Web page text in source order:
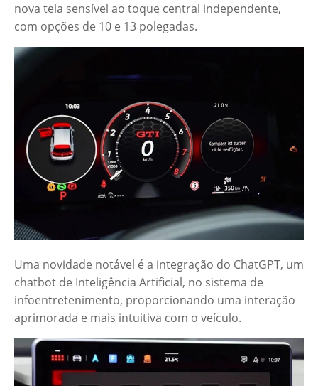
nova tela sensível ao toque central independente,
com opções de 10 e 13 polegadas.
Uma novidade notável é a integração do ChatGPT, um
chatbot de Inteligência Artificial, no sistema de
infoentretenimento, proporcionando uma interação
aprimorada e mais intuitiva com o veículo.